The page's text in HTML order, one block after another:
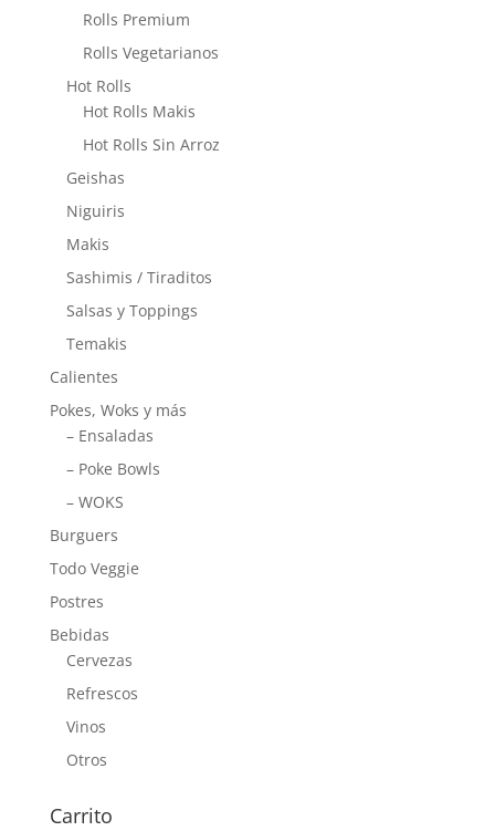
Rolls Premium
Rolls Vegetarianos
Hot Rolls
Hot Rolls Makis
Hot Rolls Sin Arroz
Geishas
Niguiris
Makis
Sashimis / Tiraditos
Salsas y Toppings
Temakis
Calientes
Pokes, Woks y más
– Ensaladas
– Poke Bowls
– WOKS
Burguers
Todo Veggie
Postres
Bebidas
Cervezas
Refrescos
Vinos
Otros
Carrito